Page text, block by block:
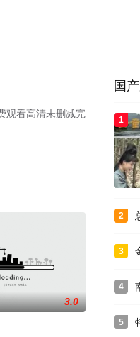
观看高清未删减完
3.0
国
1
2
3
4
5